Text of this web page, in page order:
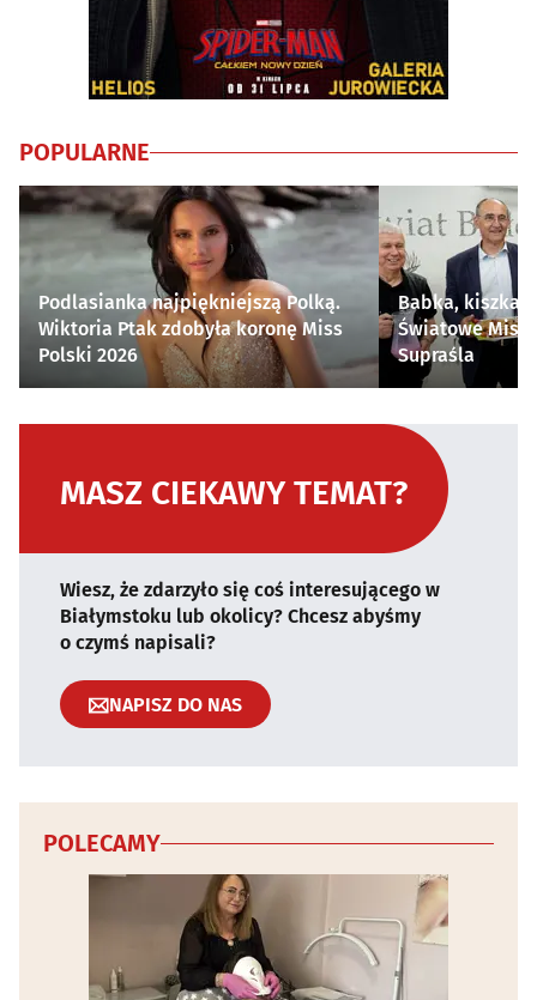
POPULARNE
Podlasianka najpiękniejszą Polką.
Wiktoria Ptak zdobyła koronę Miss
Polski 2026
Babka, kiszka i
Światowe
Supraśla
MASZ CIEKAWY TEMAT?
Wiesz, że zdarzyło się coś interesującego w
Białymstoku lub okolicy? Chcesz abyśmy
o czymś napisali?
NAPISZ DO NAS
POLECAMY